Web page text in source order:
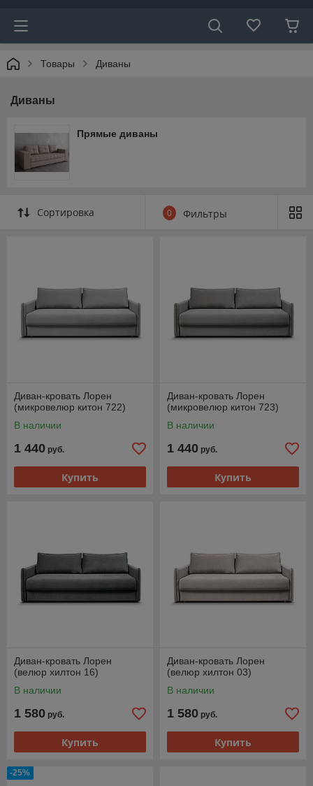
Товары Диваны
Диваны
Прямые диваны
Сортировка 0 Фильтры
Диван-кровать Лорен
(микровелюр китон 722)
В наличии
1 440 руб.
Купить
Диван-кровать Лорен
(микровелюр китон 723)
В наличии
1 440 руб.
Купить
Диван-кровать Лорен
(велюр хилтон 16)
В наличии
1 580 руб.
Купить
Диван-кровать Лорен
(велюр хилтон 03)
В наличии
1 580 руб.
Купить
-25%